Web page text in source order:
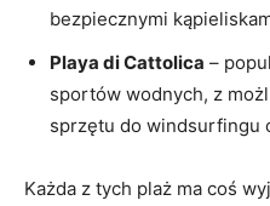
bezpiecznymi
Playa⁣ di Cattolica –
sportów wodnych, z
⁢sprzętu do windsurfingu
Każda z ‍tych plaż ma coś